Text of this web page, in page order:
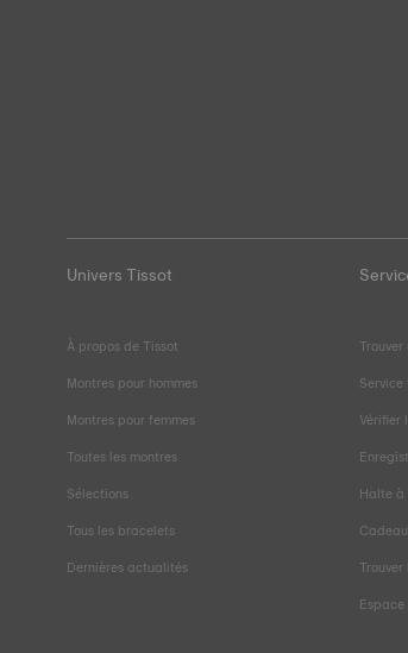
Univers Tissot
À propos de Tissot
Montres pour hommes
Montres pour femmes
Toutes les montres
Sélections
Tous les bracelets
Dernières actualités
Vérifier
Halte
Espace